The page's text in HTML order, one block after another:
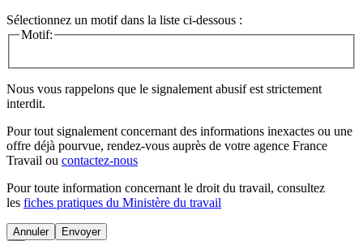
Sélectionnez un motif dans la liste ci-dessous :
Motif:
Nous vous rappelons que le signalement abusif est strictement
interdit.
Pour tout signalement concernant des informations inexactes ou une
offre déjà pourvue, rendez-vous auprès de votre agence France
Travail ou contactez-nous
Pour toute information concernant le droit du travail, consultez
les fiches pratiques du Ministère du travail
Annuler